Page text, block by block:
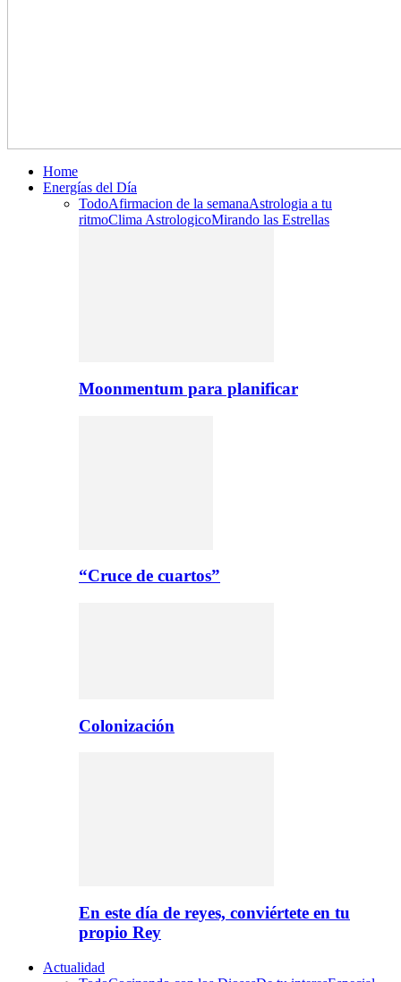
Home
Energías del Día
TodoAfirmacion de la semanaAstrologia a tu
ritmoClima AstrologicoMirando las Estrellas
Moonmentum para planificar
“Cruce de cuartos”
Colonización
En este día de reyes, conviértete en tu
propio Rey
Actualidad